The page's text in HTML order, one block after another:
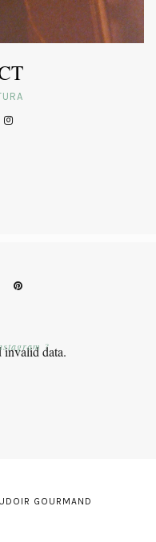
invalid data.
?
GOURMAND